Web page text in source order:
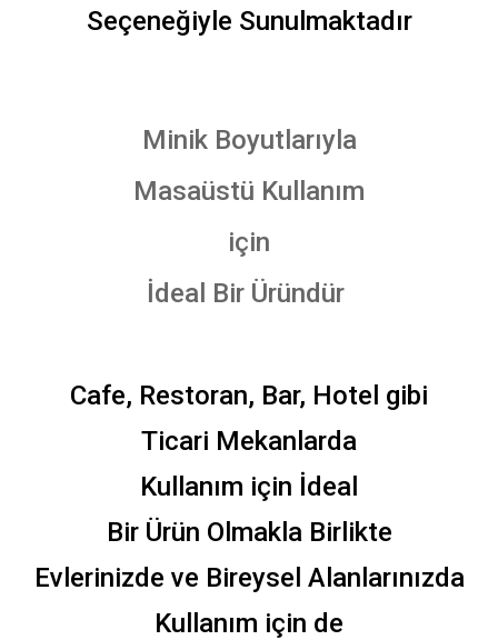
Seçeneğiyle Sunulmaktadır
Minik Boyutlarıyla
Masaüstü Kullanım
için
İdeal Bir Üründür
Cafe, Restoran, Bar, Hotel gibi
Ticari Mekanlarda
Kullanım için İdeal
Bir Ürün Olmakla Birlikte
Evlerinizde ve Bireysel Alanlarınızda
Kullanım için de